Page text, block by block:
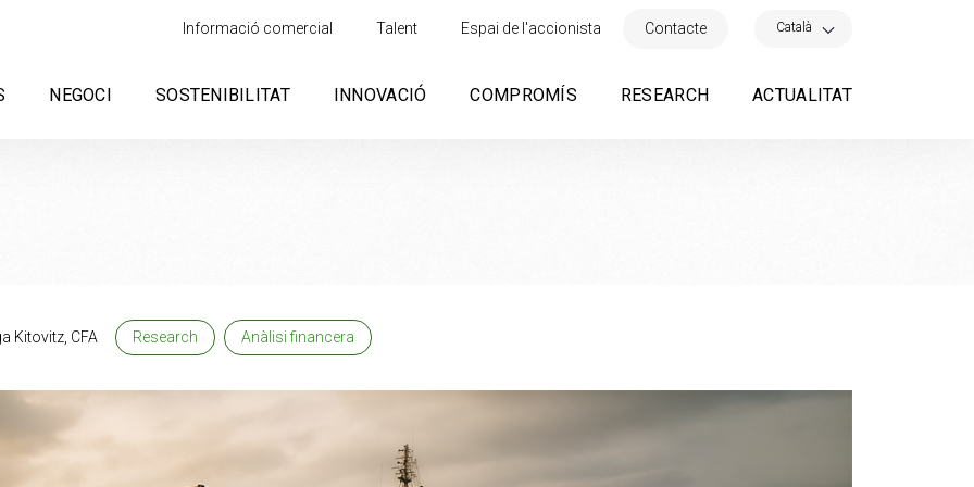
Informació comercial Talent Espai de l'accionista Contacte Català
NEGOCI SOSTENIBILITAT INNOVACIÓ COMPROMÍS RESEARCH ACTUALITAT
Kitovitz, CFA Research Anàlisi financera